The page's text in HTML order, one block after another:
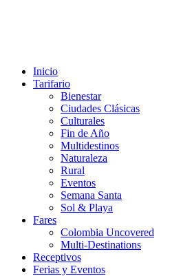
Inicio
Tarifario
Bienestar
Ciudades Clásicas
Culturales
Fin de Año
Multidestinos
Naturaleza
Rural
Eventos
Semana Santa
Sol & Playa
Fares
Colombia Uncovered
Multi-Destinations
Receptivos
Ferias y Eventos